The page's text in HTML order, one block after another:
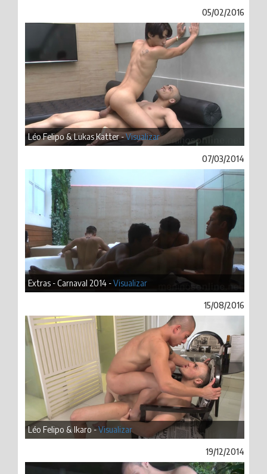
05/02/2016
Léo Felipo & Lukas Katter -Visualizar
07/03/2014
Extras - Carnaval 2014 -Visualizar
15/08/2016
Léo Felipo & Ikaro -Visualizar
19/12/2014